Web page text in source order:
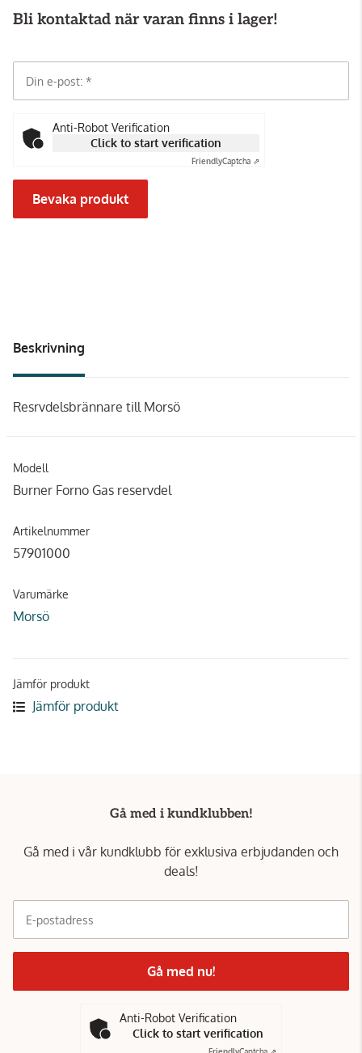
Bli kontaktad när varan finns i lager!
Din e-post:
Anti-Robot Verification
Click to start verification
FriendlyCaptcha ⇗
Bevaka produkt
Beskrivning
Resrvdelsbrännare till Morsö
Modell
Burner Forno Gas reservdel
Artikelnummer
57901000
Varumärke
Morsö
Jämför produkt
Jämför produkt
Gå med i kundklubben!
Gå med i vår kundklubb för exklusiva erbjudanden och
deals!
E-postadress
Gå med nu!
Anti-Robot Verification
Click to start verification